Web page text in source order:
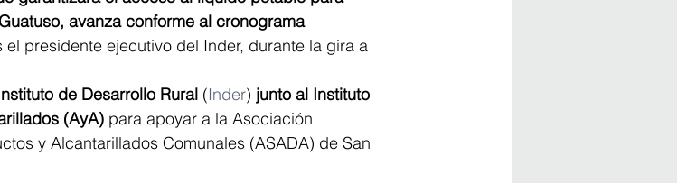
avanza conforme al cronograma
el presidente ejecutivo del Inder, durante la gira a
de Desarrollo Rural (Inder) junto al Instituto
(AyA) para apoyar a la Asociación
y Alcantarillados Comunales (ASADA) de San